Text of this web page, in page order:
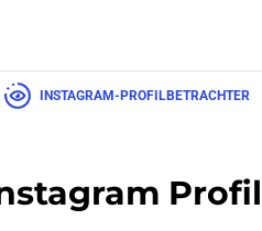
INSTAGRAM-PROFILBETRACHTER
Profil